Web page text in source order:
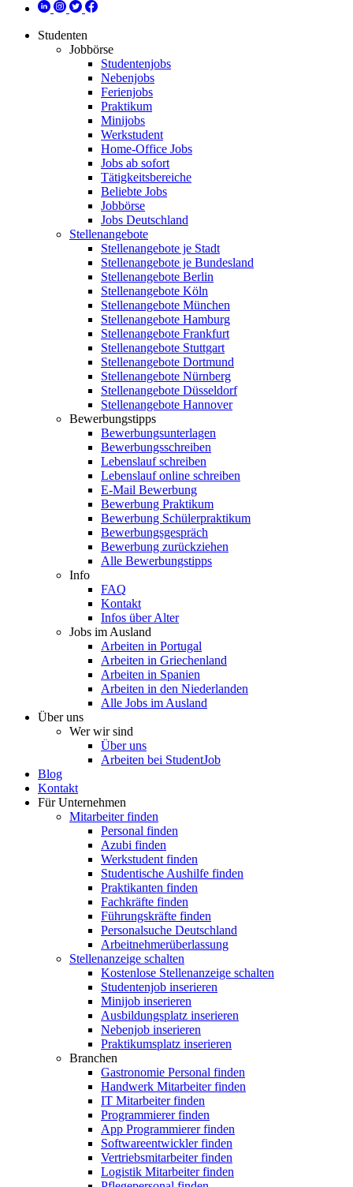
Studenten
Jobbörse
Studentenjobs
Nebenjobs
Ferienjobs
Praktikum
Minijobs
Werkstudent
Home-Office Jobs
Jobs ab sofort
Tätigkeitsbereiche
Beliebte Jobs
Jobbörse
Jobs Deutschland
Stellenangebote
Stellenangebote je Stadt
Stellenangebote je Bundesland
Stellenangebote Berlin
Stellenangebote Köln
Stellenangebote München
Stellenangebote Hamburg
Stellenangebote Frankfurt
Stellenangebote Stuttgart
Stellenangebote Dortmund
Stellenangebote Nürnberg
Stellenangebote Düsseldorf
Stellenangebote Hannover
Bewerbungstipps
Bewerbungsunterlagen
Bewerbungsschreiben
Lebenslauf schreiben
Lebenslauf online schreiben
E-Mail Bewerbung
Bewerbung Praktikum
Bewerbung Schülerpraktikum
Bewerbungsgespräch
Bewerbung zurückziehen
Alle Bewerbungstipps
Info
FAQ
Kontakt
Infos über Alter
Jobs im Ausland
Arbeiten in Portugal
Arbeiten in Griechenland
Arbeiten in Spanien
Arbeiten in den Niederlanden
Alle Jobs im Ausland
Über uns
Wer wir sind
Über uns
Arbeiten bei StudentJob
Blog
Kontakt
Für Unternehmen
Mitarbeiter finden
Personal finden
Azubi finden
Werkstudent finden
Studentische Aushilfe finden
Praktikanten finden
Fachkräfte finden
Führungskräfte finden
Personalsuche Deutschland
Arbeitnehmerüberlassung
Stellenanzeige schalten
Kostenlose Stellenanzeige schalten
Studentenjob inserieren
Minijob inserieren
Ausbildungsplatz inserieren
Nebenjob inserieren
Praktikumsplatz inserieren
Branchen
Gastronomie Personal finden
Handwerk Mitarbeiter finden
IT Mitarbeiter finden
Programmierer finden
App Programmierer finden
Softwareentwickler finden
Vertriebsmitarbeiter finden
Logistik Mitarbeiter finden